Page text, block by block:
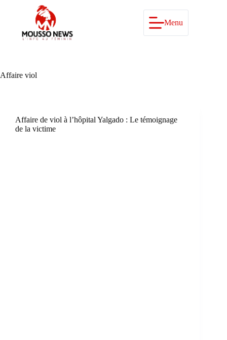
Menu
Affaire viol
Affaire de viol à l’hôpital Yalgado : Le témoignage
de la victime